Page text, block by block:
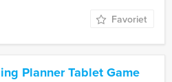
Favoriet
Planner Tablet Game